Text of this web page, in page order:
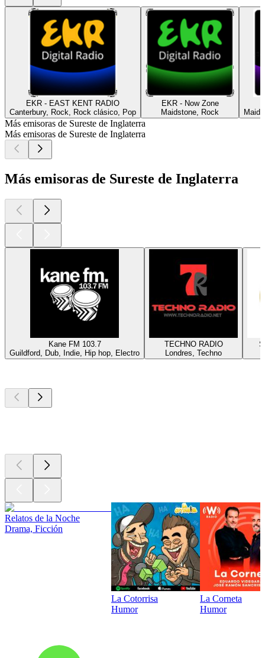
EKR - EAST KENT RADIO
Canterbury, Rock, Rock clásico, Pop
EKR - Now Zone
Maidstone, Rock
Más emisoras de Sureste de Inglaterra
Más emisoras de Sureste de Inglaterra
Más emisoras de Sureste de Inglaterra
Kane FM 103.7
Guildford, Dub, Indie, Hip hop, Electro
TECHNO RADIO
Londres, Techno
Relatos de la Noche
Drama, Ficción
La Cotorrisa
Humor
La Corneta
Humor